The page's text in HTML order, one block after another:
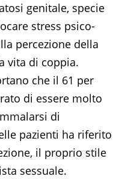
genitale, specie
stress psico-
percezione della
vita di coppia.
che il 61 per
di essere molto
di
pazienti ha riferito
il proprio stile
sessuale.